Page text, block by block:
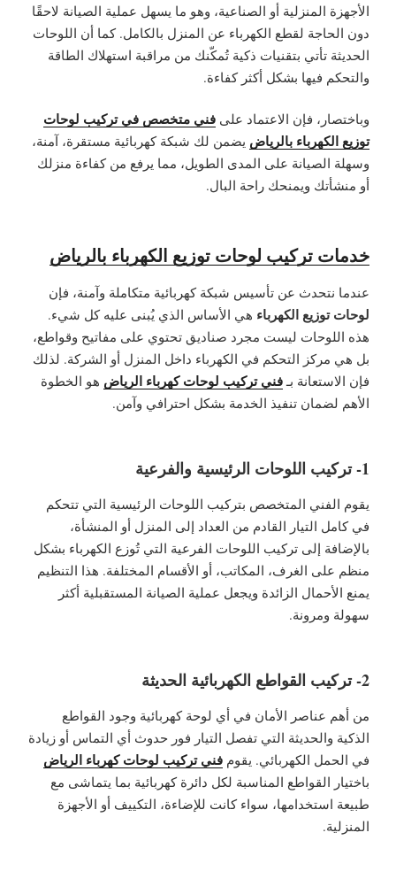
الأجهزة المنزلية أو الصناعية، وهو ما يسهل عملية الصيانة لاحقًا
دون الحاجة لقطع الكهرباء عن المنزل بالكامل. كما أن اللوحات
الحديثة تأتي بتقنيات ذكية تُمكّنك من مراقبة استهلاك الطاقة
والتحكم فيها بشكل أكثر كفاءة.
وباختصار، فإن الاعتماد على فني متخصص في تركيب لوحات
توزيع الكهرباء بالرياض يضمن لك شبكة كهربائية مستقرة، آمنة،
وسهلة الصيانة على المدى الطويل، مما يرفع من كفاءة منزلك
أو منشأتك ويمنحك راحة البال.
خدمات تركيب لوحات توزيع الكهرباء بالرياض
عندما نتحدث عن تأسيس شبكة كهربائية متكاملة وآمنة، فإن
لوحات توزيع الكهرباء هي الأساس الذي يُبنى عليه كل شيء.
هذه اللوحات ليست مجرد صناديق تحتوي على مفاتيح وقواطع،
بل هي مركز التحكم في الكهرباء داخل المنزل أو الشركة. لذلك
فإن الاستعانة بـ فني تركيب لوحات كهرباء الرياض هو الخطوة
الأهم لضمان تنفيذ الخدمة بشكل احترافي وآمن.
1- تركيب اللوحات الرئيسية والفرعية
يقوم الفني المتخصص بتركيب اللوحات الرئيسية التي تتحكم
في كامل التيار القادم من العداد إلى المنزل أو المنشأة،
بالإضافة إلى تركيب اللوحات الفرعية التي تُوزع الكهرباء بشكل
منظم على الغرف، المكاتب، أو الأقسام المختلفة. هذا التنظيم
يمنع الأحمال الزائدة ويجعل عملية الصيانة المستقبلية أكثر
سهولة ومرونة.
2- تركيب القواطع الكهربائية الحديثة
من أهم عناصر الأمان في أي لوحة كهربائية وجود القواطع
الذكية والحديثة التي تفصل التيار فور حدوث أي التماس أو زيادة
في الحمل الكهربائي. يقوم فني تركيب لوحات كهرباء الرياض
باختيار القواطع المناسبة لكل دائرة كهربائية بما يتماشى مع
طبيعة استخدامها، سواء كانت للإضاءة، التكييف أو الأجهزة
المنزلية.